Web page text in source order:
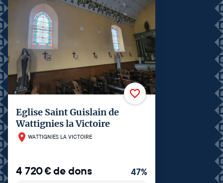
Eglise Saint Guislain de
Wattignies la Victoire
WATTIGNIES LA VICTOIRE
4 720€de dons 47%